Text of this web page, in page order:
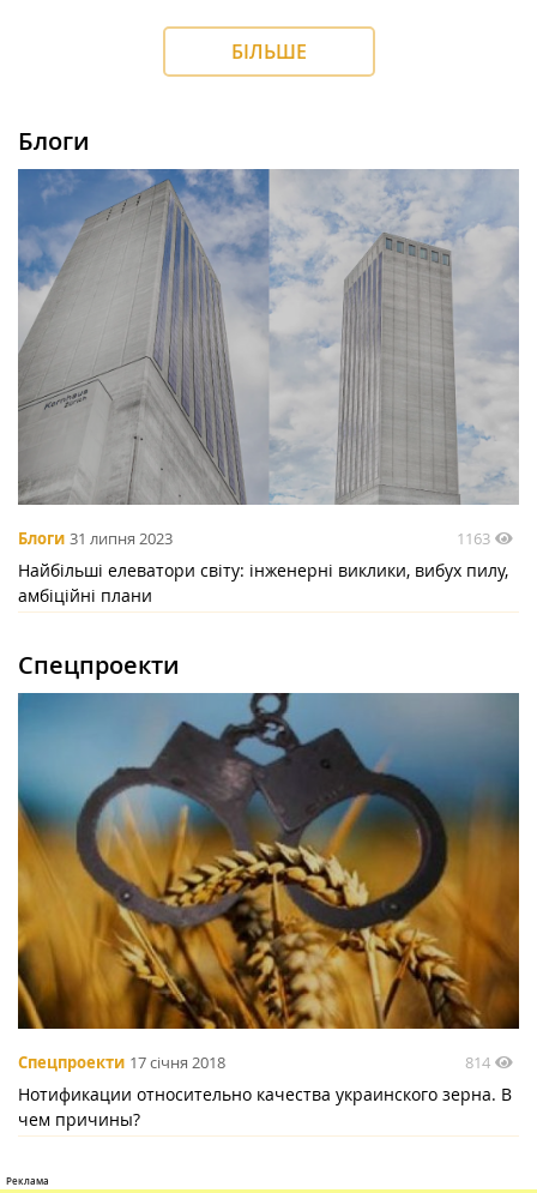
БІЛЬШЕ
Блоги
Блоги 31 липня 2023 1163
Найбільші елеватори світу: інженерні виклики, вибух пилу,
амбіційні плани
Спецпроекти
Спецпроекти 17 січня 2018 814
Нотификации относительно качества украинского зерна. В
чем причины?